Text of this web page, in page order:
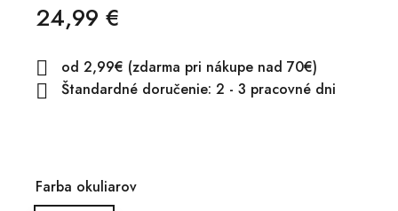
24,99 €
 od 2,99€ (zdarma pri nákupe nad 70€)
 Štandardné doručenie: 2 - 3 pracovné dni
Farba okuliarov